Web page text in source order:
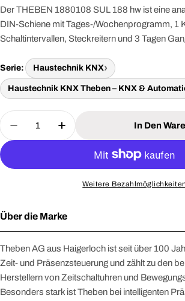
Der THEBEN 1880108 SUL 188 hw ist eine
DIN-Schiene mit Tages-/Wochenprogramm, 1
Schaltintervallen, Steckreitern und 3 Tagen
Serie: Haustechnik KNX
Haustechnik KNX Theben – KNX &
Menge
Menge Für THEBEN 1880108
Menge Für THEBEN
In Den
Weitere Bezahlmöglichkeiten
Über die Marke
Theben AG aus Haigerloch ist seit über 100
Zeit- und Präsenzsteuerung und zählt zu den
Herstellern von Zeitschaltuhren und
Besonders stark ist Theben bei intelligenten